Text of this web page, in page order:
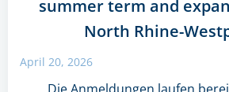
summer term and
North Rhine-
April 20, 2026